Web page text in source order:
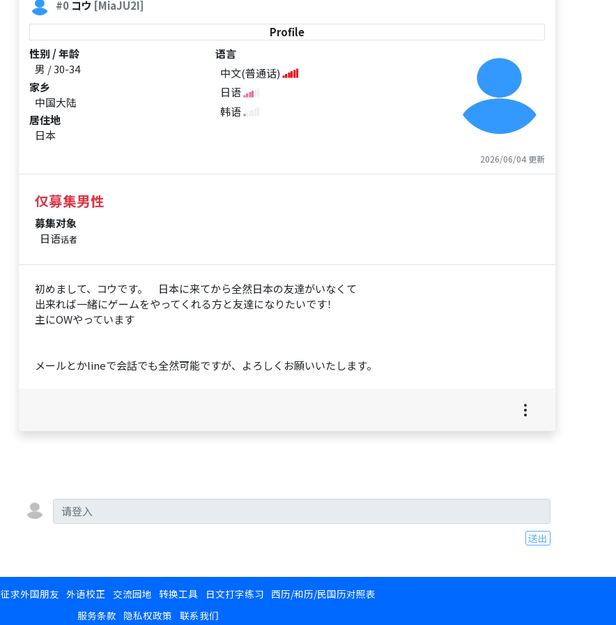
#0コウ [MiaJU2I]
Profile
性别 / 年龄
男 / 30-34
家乡
中国大陆
居住地
日本
语言
中文(普通话)
日语
韩语
2026/06/04 更新
仅募集男性
募集对象
日语话者
初めまして、コウです。 日本に来てから全然日本の友達がいなくて
出来れば一緒にゲームをやってくれる方と友達になりたいです！
主にOWやっています
メールとかlineで会話でも全然可能ですが、よろしくお願いいたします。
送出
征求外国朋友 外语校正 交流园地 转换工具 日文打字练习 西历/和历/民国历对照表
服务条款 隐私权政策 联系我们